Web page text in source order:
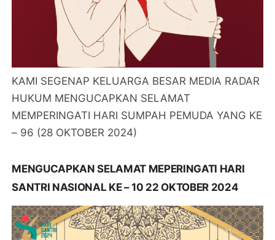
KAMI SEGENAP KELUARGA BESAR MEDIA RADAR
HUKUM MENGUCAPKAN SELAMAT
MEMPERINGATI HARI SUMPAH PEMUDA YANG KE
– 96 (28 OKTOBER 2024)
MENGUCAPKAN SELAMAT MEPERINGATI HARI
SANTRI NASIONAL KE – 10 22 OKTOBER 2024